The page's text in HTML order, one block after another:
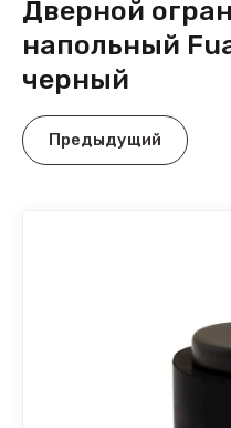
Дверной
напольный
черный
Предыдущий
Лайт
Алюм
Неоклассика
Лофт
Стандарт
механизмы